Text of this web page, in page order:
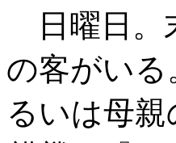
日曜日。
の客がいる
るいは母